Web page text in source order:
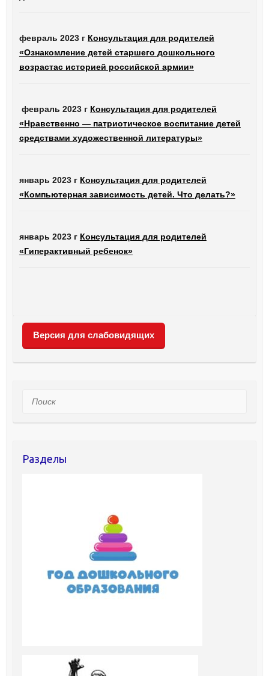
февраль 2023 г Консультация для родителей
«Ознакомление детей старшего дошкольного
возрастас историей российской армии»
февраль 2023 г Консультация для родителей
«Нравственно — патриотическое воспитание детей
средствами художественной литературы»
январь 2023 г Консультация для родителей
«Компьютерная зависимость детей. Что делать?»
январь 2023 г Консультация для родителей
«Гиперактивный ребенок»
Версия для слабовидящих
Поиск
Разделы